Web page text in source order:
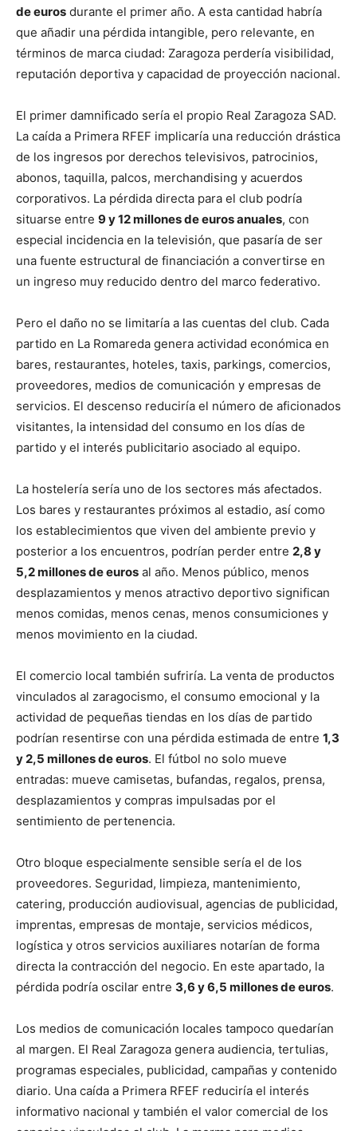
de euros durante el primer año. A esta cantidad habría
que añadir una pérdida intangible, pero relevante, en
términos de marca ciudad: Zaragoza perdería visibilidad,
reputación deportiva y capacidad de proyección nacional.
El primer damnificado sería el propio Real Zaragoza SAD.
La caída a Primera RFEF implicaría una reducción drástica
de los ingresos por derechos televisivos, patrocinios,
abonos, taquilla, palcos, merchandising y acuerdos
corporativos. La pérdida directa para el club podría
situarse entre 9 y 12 millones de euros anuales, con
especial incidencia en la televisión, que pasaría de ser
una fuente estructural de financiación a convertirse en
un ingreso muy reducido dentro del marco federativo.
Pero el daño no se limitaría a las cuentas del club. Cada
partido en La Romareda genera actividad económica en
bares, restaurantes, hoteles, taxis, parkings, comercios,
proveedores, medios de comunicación y empresas de
servicios. El descenso reduciría el número de aficionados
visitantes, la intensidad del consumo en los días de
partido y el interés publicitario asociado al equipo.
La hostelería sería uno de los sectores más afectados.
Los bares y restaurantes próximos al estadio, así como
los establecimientos que viven del ambiente previo y
posterior a los encuentros, podrían perder entre 2,8 y
5,2 millones de euros al año. Menos público, menos
desplazamientos y menos atractivo deportivo significan
menos comidas, menos cenas, menos consumiciones y
menos movimiento en la ciudad.
El comercio local también sufriría. La venta de productos
vinculados al zaragocismo, el consumo emocional y la
actividad de pequeñas tiendas en los días de partido
podrían resentirse con una pérdida estimada de entre 1,3
y 2,5 millones de euros. El fútbol no solo mueve
entradas: mueve camisetas, bufandas, regalos, prensa,
desplazamientos y compras impulsadas por el
sentimiento de pertenencia.
Otro bloque especialmente sensible sería el de los
proveedores. Seguridad, limpieza, mantenimiento,
catering, producción audiovisual, agencias de publicidad,
imprentas, empresas de montaje, servicios médicos,
logística y otros servicios auxiliares notarían de forma
directa la contracción del negocio. En este apartado, la
pérdida podría oscilar entre 3,6 y 6,5 millones de euros.
Los medios de comunicación locales tampoco quedarían
al margen. El Real Zaragoza genera audiencia, tertulias,
programas especiales, publicidad, campañas y contenido
diario. Una caída a Primera RFEF reduciría el interés
informativo nacional y también el valor comercial de los